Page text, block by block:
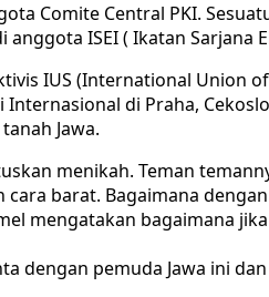
Comite Central PKI.
ISEI ( Ikatan Sarjana
IUS (International Union
di Praha,
Jawa.
menikah. Teman
barat. Bagaimana
mengatakan bagaimana
dengan pemuda Jawa ini